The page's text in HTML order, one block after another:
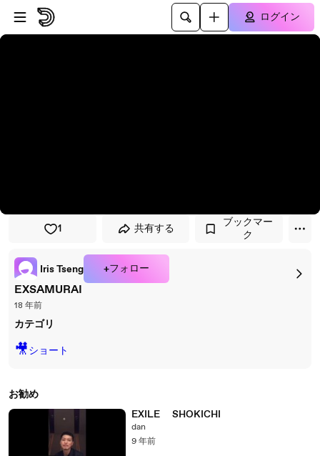
プレイヤーにスキップ
メインコンテンツにスキップ
ログイン
1 共有する
ブックマー
ク
Iris Tseng +フォロー
EXSAMURAI
18 年前
カテゴリ
🎥ショート
お勧め
EXILE SHOKICHI
dan
9 年前